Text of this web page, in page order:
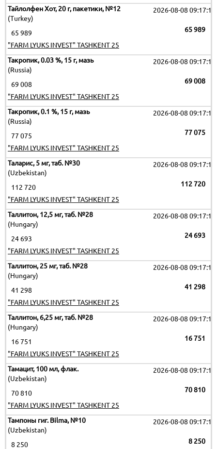
Тайлолфен Хот, 20 г, пакетики, №12
(Turkey)
2026-08-08 09:17:19
65 989
65 989
"FARM LYUKS INVEST" TASHKENT 25
Такропик, 0.03 %, 15 г, мазь
(Russia)
2026-08-08 09:17:19
69 008
69 008
"FARM LYUKS INVEST" TASHKENT 25
Такропик, 0.1 %, 15 г, мазь
(Russia)
2026-08-08 09:17:19
77 075
77 075
"FARM LYUKS INVEST" TASHKENT 25
Таларис, 5 мг, таб. №30
(Uzbekistan)
2026-08-08 09:17:19
112 720
112 720
"FARM LYUKS INVEST" TASHKENT 25
Таллитон, 12,5 мг, таб. №28
(Hungary)
2026-08-08 09:17:19
24 693
24 693
"FARM LYUKS INVEST" TASHKENT 25
Таллитон, 25 мг, таб. №28
(Hungary)
2026-08-08 09:17:19
41 298
41 298
"FARM LYUKS INVEST" TASHKENT 25
Таллитон, 6,25 мг, таб. №28
(Hungary)
2026-08-08 09:17:19
16 751
16 751
"FARM LYUKS INVEST" TASHKENT 25
Тамацит, 100 мл, флак.
(Uzbekistan)
2026-08-08 09:17:19
70 810
70 810
"FARM LYUKS INVEST" TASHKENT 25
Тампоны гиг. Bilma, №10
(Uzbekistan)
2026-08-08 09:17:19
8 250
8 250